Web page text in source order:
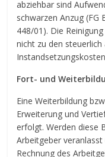
abziehbar sind
schwarzen Anzug (FG
448/01). Die
nicht zu den
Fort- und
Eine Weiterbildung
Erweiterung und
erfolgt. Werden diese
Arbeitgeber
Rechnung des